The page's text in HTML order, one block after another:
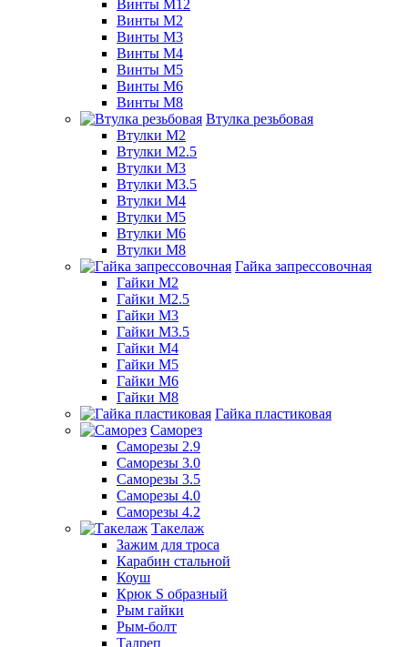
Винты М12
Винты М2
Винты М3
Винты М4
Винты М5
Винты М6
Винты М8
Втулка резьбовая
Втулки М2
Втулки М2.5
Втулки М3
Втулки М3.5
Втулки М4
Втулки М5
Втулки М6
Втулки М8
Гайка запрессовочная
Гайки М2
Гайки М2.5
Гайки М3
Гайки М3.5
Гайки М4
Гайки М5
Гайки М6
Гайки М8
Гайка пластиковая
Саморез
Саморезы 2.9
Саморезы 3.0
Саморезы 3.5
Саморезы 4.0
Саморезы 4.2
Такелаж
Зажим для троса
Карабин стальной
Коуш
Крюк S образный
Рым гайки
Рым-болт
Талреп